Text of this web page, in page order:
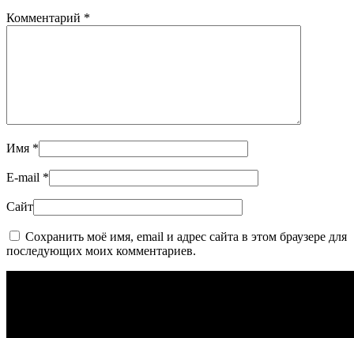
Комментарий *
Имя *
E-mail *
Сайт
Сохранить моё имя, email и адрес сайта в этом браузере для
последующих моих комментариев.